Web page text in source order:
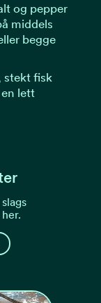
og pepper
middels
begge
stekt fisk
lett